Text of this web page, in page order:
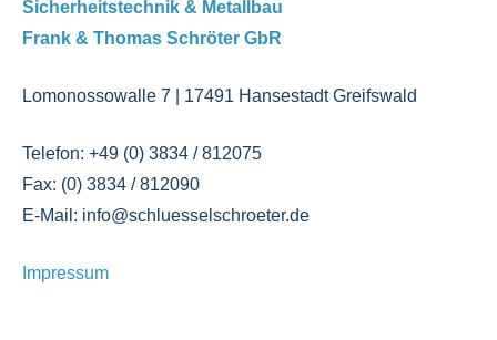
Sicherheitstechnik & Metallbau
Frank & Thomas Schröter GbR
Lomonossowalle 7 | 17491 Hansestadt Greifswald
Telefon: +49 (0) 3834 / 812075
Fax: (0) 3834 / 812090
E-Mail: info@schluesselschroeter.de
Impressum